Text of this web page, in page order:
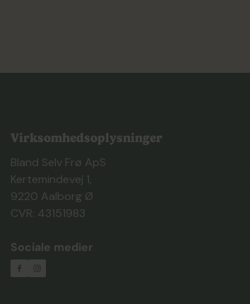
Virksomhedsoplysninger
Bland Selv Frø ApS
Kertemindevej 1,
9220 Aalborg Ø
CVR: 43151983
Sociale medier